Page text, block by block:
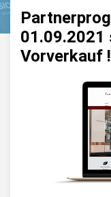
Vorverkauf !